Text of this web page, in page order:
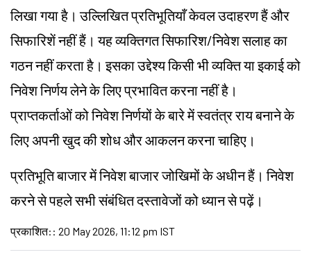
लिखा गया है। उल्लिखित प्रतिभूतियाँ केवल उदाहरण हैं और
सिफारिशें नहीं हैं। यह व्यक्तिगत सिफारिश/निवेश सलाह का
गठन नहीं करता है। इसका उद्देश्य किसी भी व्यक्ति या इकाई को
निवेश निर्णय लेने के लिए प्रभावित करना नहीं है।
प्राप्तकर्ताओं को निवेश निर्णयों के बारे में स्वतंत्र राय बनाने के
लिए अपनी खुद की शोध और आकलन करना चाहिए।
प्रतिभूति बाजार में निवेश बाजार जोखिमों के अधीन हैं। निवेश
करने से पहले सभी संबंधित दस्तावेजों को ध्यान से पढ़ें।
प्रकाशित: : 20 May 2026, 11:12 pm IST